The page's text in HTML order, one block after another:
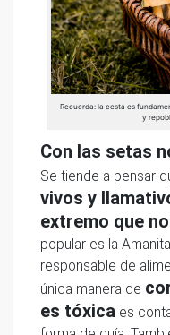
Recuerda: la cesta es
y
Con las setas
Se tiende a pensar
vivos y
extremo que
popular es la
responsable de
única manera de
es tóxica es